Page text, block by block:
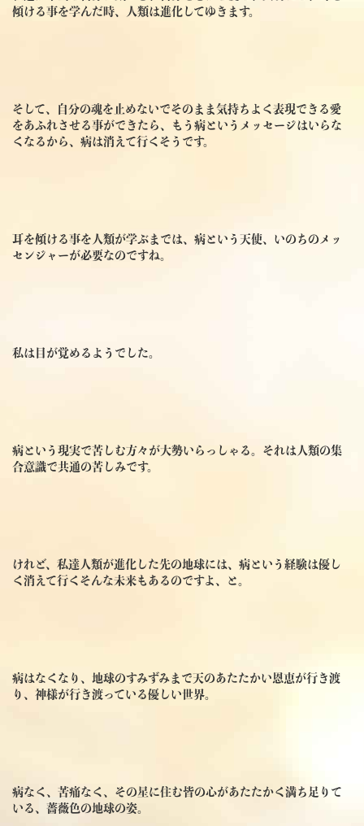
傾ける事を学んだ時、人類は進化してゆきます。
そして、自分の魂を止めないでそのまま気持ちよく表現できる愛
をあふれさせる事ができたら、もう病というメッセージはいらな
くなるから、病は消えて行くそうです。
耳を傾ける事を人類が学ぶまでは、病という天使、いのちのメッ
センジャーが必要なのですね。
私は目が覚めるようでした。
病という現実で苦しむ方々が大勢いらっしゃる。それは人類の集
合意識で共通の苦しみです。
けれど、私達人類が進化した先の地球には、病という経験は優し
く消えて行くそんな未来もあるのですよ、と。
病はなくなり、地球のすみずみまで天のあたたかい恩恵が行き渡
り、神様が行き渡っている優しい世界。
病なく、苦痛なく、その星に住む皆の心があたたかく満ち足りて
いる、薔薇色の地球の姿。